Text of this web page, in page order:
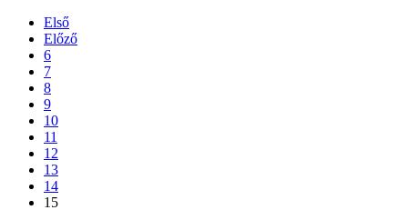
Első
Előző
6
7
8
9
10
11
12
13
14
15